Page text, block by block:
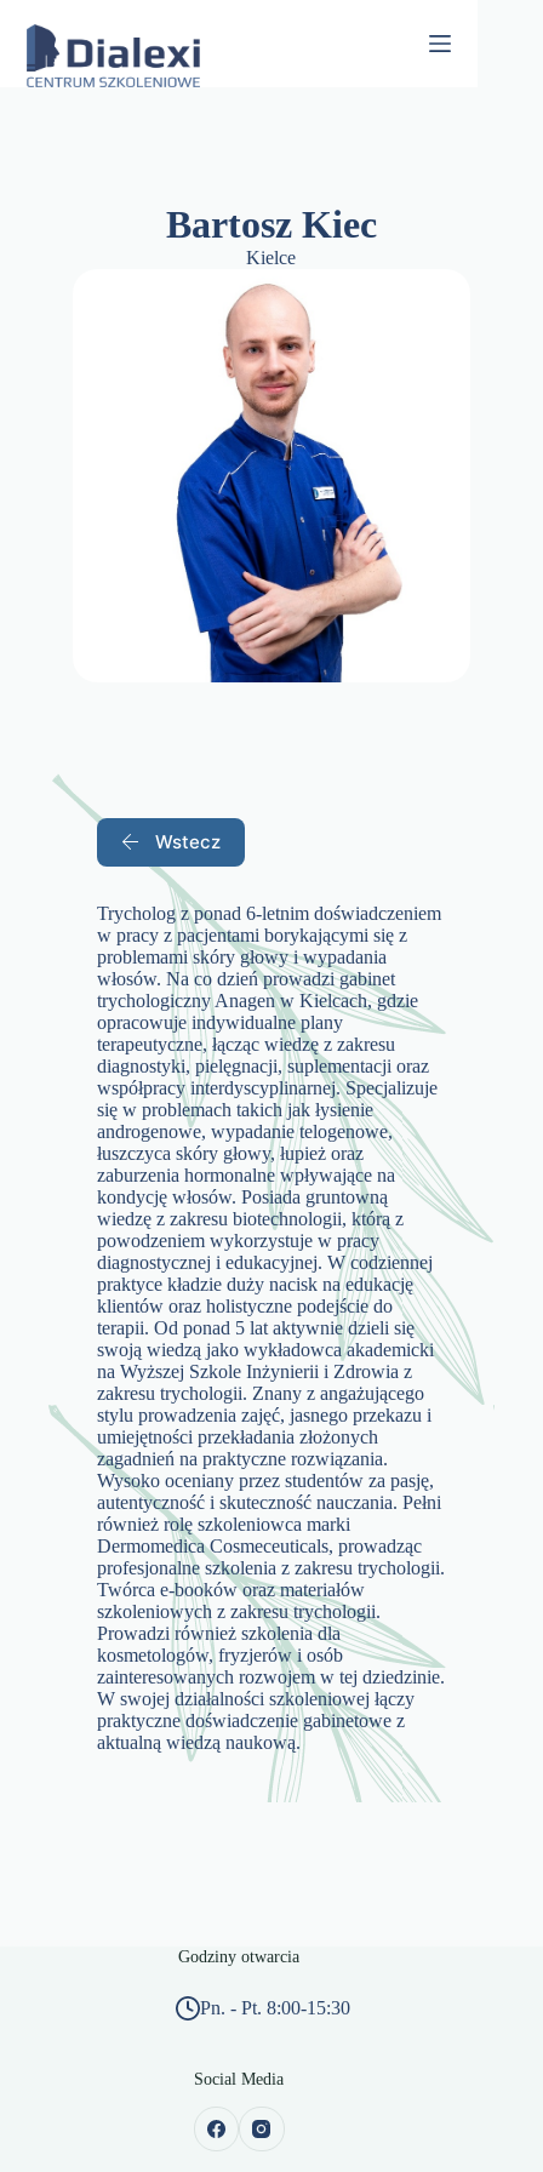
content
Bartosz Kiec
Kielce
Wstecz
Trycholog z ponad 6-letnim doświadczeniem
w pracy z pacjentami borykającymi się z
problemami skóry głowy i wypadania
włosów. Na co dzień prowadzi gabinet
trychologiczny Anagen w Kielcach, gdzie
opracowuje indywidualne plany
terapeutyczne, łącząc wiedzę z zakresu
diagnostyki, pielęgnacji, suplementacji oraz
współpracy interdyscyplinarnej. Specjalizuje
się w problemach takich jak łysienie
androgenowe, wypadanie telogenowe,
łuszczyca skóry głowy, łupież oraz
zaburzenia hormonalne wpływające na
kondycję włosów. Posiada gruntowną
wiedzę z zakresu biotechnologii, którą z
powodzeniem wykorzystuje w pracy
diagnostycznej i edukacyjnej. W codziennej
praktyce kładzie duży nacisk na edukację
klientów oraz holistyczne podejście do
terapii. Od ponad 5 lat aktywnie dzieli się
swoją wiedzą jako wykładowca akademicki
na Wyższej Szkole Inżynierii i Zdrowia z
zakresu trychologii. Znany z angażującego
stylu prowadzenia zajęć, jasnego przekazu i
umiejętności przekładania złożonych
zagadnień na praktyczne rozwiązania.
Wysoko oceniany przez studentów za pasję,
autentyczność i skuteczność nauczania. Pełni
również rolę szkoleniowca marki
Dermomedica Cosmeceuticals, prowadząc
profesjonalne szkolenia z zakresu trychologii.
Twórca e-booków oraz materiałów
szkoleniowych z zakresu trychologii.
Prowadzi również szkolenia dla
kosmetologów, fryzjerów i osób
zainteresowanych rozwojem w tej dziedzinie.
W swojej działalności szkoleniowej łączy
praktyczne doświadczenie gabinetowe z
aktualną wiedzą naukową.
Godziny otwarcia
Pn. - Pt. 8:00-15:30
Social Media